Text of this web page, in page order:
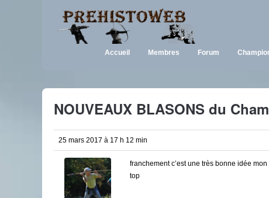
Accueil Membres Forum
NOUVEAUX BLASONS du
25 mars 2017 à 17 h 12 min
franchement c’est une très bonne idée
top